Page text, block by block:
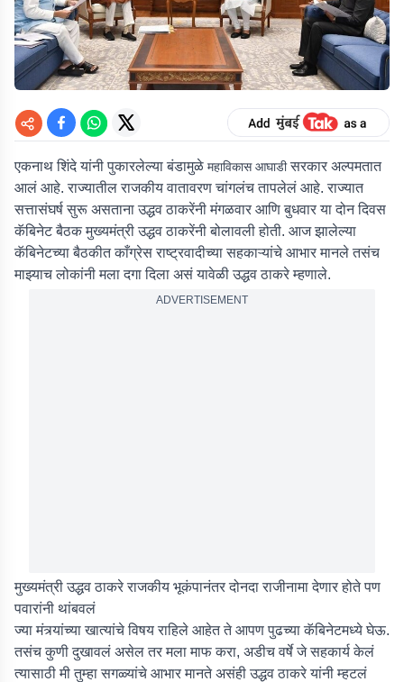
एकनाथ शिंदे यांनी पुकारलेल्या बंडामुळे महाविकास आघाडीसरकार अल्पमतात
आलं आहे. राज्यातील राजकीय वातावरण चांगलंच तापलेलं आहे. राज्यात
सत्तासंघर्ष सुरू असताना उद्धव ठाकरेंनी मंगळवार आणि बुधवार या दोन दिवस
कॅबिनेट बैठक मुख्यमंत्री उद्धव ठाकरेंनी बोलावली होती. आज झालेल्या
कॅबिनेटच्या बैठकीत काँग्रेस राष्ट्रवादीच्या सहकाऱ्यांचे आभार मानले तसंच
माझ्याच लोकांनी मला दगा दिला असं यावेळी उद्धव ठाकरे म्हणाले.
ADVERTISEMENT
मुख्यमंत्री उद्धव ठाकरे राजकीय भूकंपानंतर दोनदा राजीनामा देणार होते पण
पवारांनी थांबवलं
ज्या मंत्र्यांच्या खात्यांचे विषय राहिले आहेत ते आपण पुढच्या कॅबिनेटमध्ये घेऊ.
तसंच कुणी दुखावलं असेल तर मला माफ करा, अडीच वर्षे जे सहकार्य केलं
त्यासाठी मी तुम्हा सगळ्यांचे आभार मानते असंही उद्धव ठाकरे यांनी म्हटलं